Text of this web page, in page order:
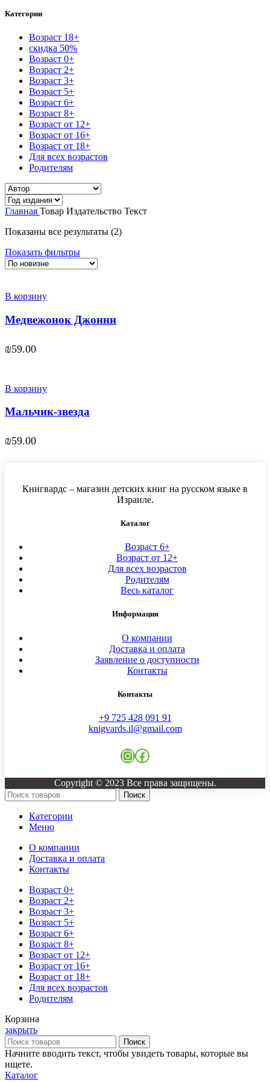
Категории
Возраст 18+
скидка 50%
Возраст 0+
Возраст 2+
Возраст 3+
Возраст 5+
Возраст 6+
Возраст 8+
Возраст от 12+
Возраст от 16+
Возраст от 18+
Для всех возрастов
Родителям
Главная Товар Издательство Текст
Показаны все результаты (2)Сортировка:
Показать фильтры
В корзину
Медвежонок Джонни
₪59.00
В корзину
Мальчик-звезда
₪59.00
Книгвардс – магазин детских книг на русском языке в
Израиле.
Каталог
Возраст 6+
Возраст от 12+
Для всех возрастов
Родителям
Весь каталог
Информация
О компании
Доставка и оплата
Заявление о доступности
Контакты
Контакты
+9 725 428 091 91
knigvards.il@gmail.com
Instagram
Facebook
Copyright © 2023 Все права защищены.
Поиск
Категории
Меню
О компании
Доставка и оплата
Контакты
Возраст 0+
Возраст 2+
Возраст 3+
Возраст 5+
Возраст 6+
Возраст 8+
Возраст от 12+
Возраст от 16+
Возраст от 18+
Для всех возрастов
Родителям
Корзина
закрыть
Поиск
Начните вводить текст, чтобы увидеть товары, которые вы
ищете.
Каталог